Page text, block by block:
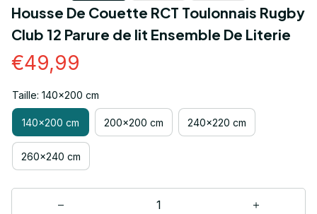
Housse De Couette RCT Toulonnais Rugby
Club 12 Parure de lit Ensemble De Literie
€49,99
Taille: 140x200 cm
140x200 cm 200x200 cm 240x220 cm
260x240 cm